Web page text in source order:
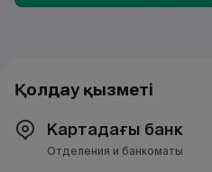
Қолдау қызметі
Картадағы банк
Отделения и банкоматы